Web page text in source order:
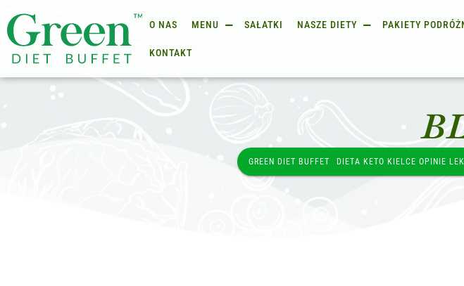
O NAS MENU SAŁATKI NASZE DIETY PAKIETY
KONTAKT
GREEN DIET BUFFET DIETA KETO KIELCE OPINIE